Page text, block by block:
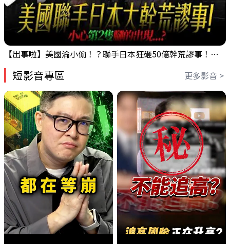
【出事啦】美國淪小偷！？聯手日本狂砸50億幹荒謬事！美元急殺黃金噴發，外資準備血洗台股！？｜ Mr.永年 李｜ 盤後講股 Mr.永年 李 2026 / 08 / 06
短影音專區 更多影音 >